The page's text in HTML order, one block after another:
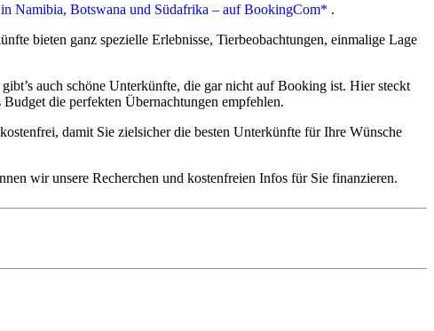
mit 2 freien Seiten pro Land, noch 6 Monate gültig nach Reise-Ende.
Ihrem Hausarzt oder einem Tropenmediziner, da einige Impfungen
Namibia, Botswana und Südafrika – auf BookingCom* .
bieten ganz spezielle Erlebnisse, Tierbeobachtungen, einmalige Lage
auch schöne Unterkünfte, die gar nicht auf Booking ist. Hier steckt
die perfekten Übernachtungen empfehlen.
damit Sie zielsicher die besten Unterkünfte für Ihre Wünsche
wir unsere Recherchen und kostenfreien Infos für Sie finanzieren.